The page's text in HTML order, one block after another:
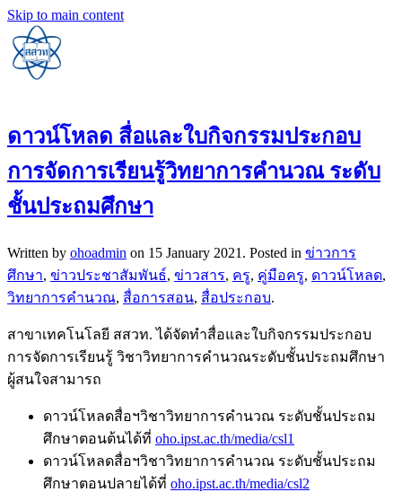
Skip to main content
ดาวน์โหลด สื่อและใบกิจกรรมประกอบ
การจัดการเรียนรู้วิทยาการคำนวณ ระดับ
ชั้นประถมศึกษา
Written by ohoadmin on 15 January 2021 . Posted in ข่าวการ
ศึกษา, ข่าวประชาสัมพันธ์, ข่าวสาร, ครู, คู่มือครู, ดาวน์โหลด,
วิทยาการคำนวณ, สื่อการสอน, สื่อประกอบ.
สาขาเทคโนโลยี สสวท. ได้จัดทำสื่อและใบกิจกรรมประกอบ
การจัดการเรียนรู้ วิชาวิทยาการคำนวณระดับชั้นประถมศึกษา
ผู้สนใจสามารถ
ดาวน์โหลดสื่อฯวิชาวิทยาการคำนวณ ระดับชั้นประถม
ศึกษาตอนต้นได้ที่ oho.ipst.ac.th/media/csl1
ดาวน์โหลดสื่อฯวิชาวิทยาการคำนวณ ระดับชั้นประถม
ศึกษาตอนปลายได้ที่ oho.ipst.ac.th/media/csl2